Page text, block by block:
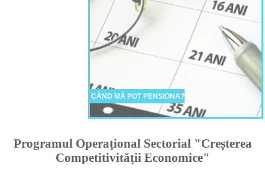
CÂND MĂ POT PENSIONA?
Programul Operaṭional Sectorial "Creṣterea
Competitivităṭii Economice"